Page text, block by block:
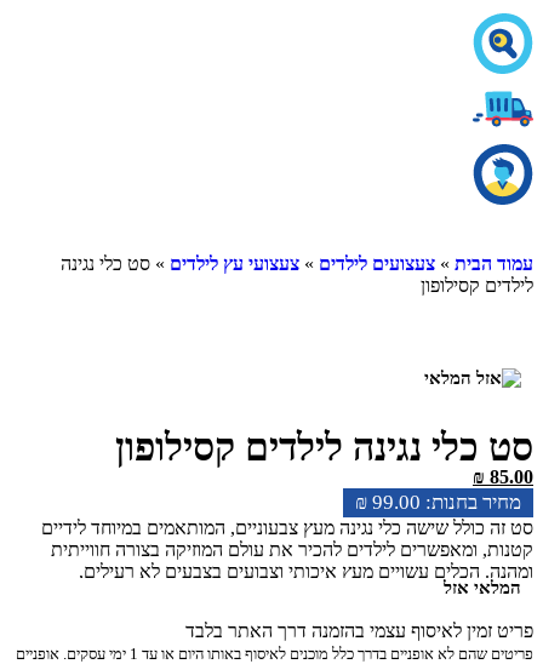
עמוד הבית » צעצועים לילדים » צעצועי עץ לילדים » סט כלי נגינה
לילדים קסילופון
סט כלי נגינה לילדים קסילופון
₪ 99.00
₪ 85.00
סט זה כולל שישה כלי נגינה מעץ צבעוניים, המותאמים במיוחד לידיים
קטנות, ומאפשרים לילדים להכיר את עולם המוזיקה בצורה חווייתית
ומהנה. הכלים עשויים מעץ איכותי וצבועים בצבעים לא רעילים,
המבטיחים עמידות ובטיחות.
המלאי אזל
פריט זמין לאיסוף עצמי בהזמנה דרך האתר בלבד
פריטים שהם לא אופניים בדרך כלל מוכנים לאיסוף באותו היום או עד 1 ימי עסקים. אופניים